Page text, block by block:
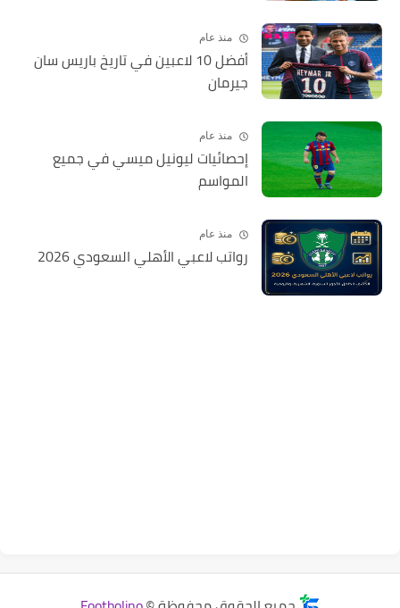
منذ عام
أفضل 10 لاعبين في تاريخ باريس سان
جيرمان
منذ عام
إحصائيات ليونيل ميسي في جميع
المواسم
منذ عام
رواتب لاعبي الأهلي السعودي 2026